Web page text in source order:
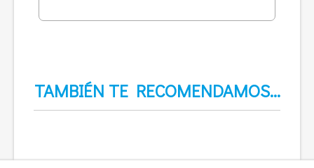
TAMBIÉN TE RECOMENDAMOS…